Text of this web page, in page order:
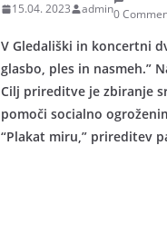
15.04. 2023 admin0
V Gledališki in koncertni
glasbo, ples in nasmeh.”
Cilj prireditve je zbiranje
pomoči socialno
“Plakat miru,” prireditev